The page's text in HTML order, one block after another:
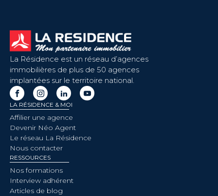
La Résidence est un réseau d’agences
immobilières de plus de 50 agences
implantées sur le territoire national.
LA RÉSIDENCE & MOI
Affilier une agence
Devenir Néo Agent
Le réseau La Résidence
Nous contacter
RESSOURCES
Nos formations
Interview adhérent
Articles de blog